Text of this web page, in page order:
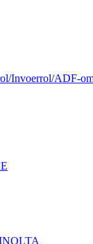
Invoerrol/ADF-